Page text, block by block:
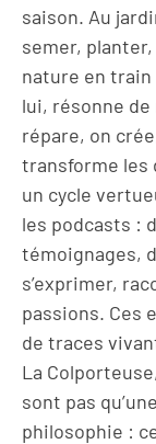
saison. Au
semer,
nature en train
lui, résonne
répare, on
transforme les
un cycle
les podcasts :
témoignages,
s’exprimer,
passions. Ces
de traces
La
sont pas
philosophie :